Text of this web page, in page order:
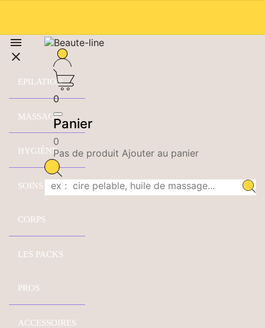


EPILATION
MASSAGE
HYGIÈNE
SOINS DU
CORPS
LES PACKS
PROS
ACCESSOIRES
0
Panier
0
Pas de produit Ajouter au panier